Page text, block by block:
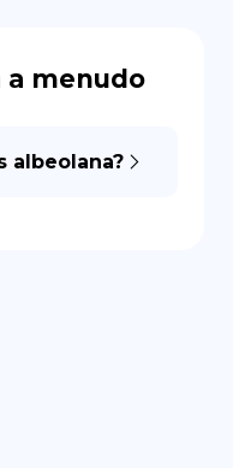
a menudo
albeolana?